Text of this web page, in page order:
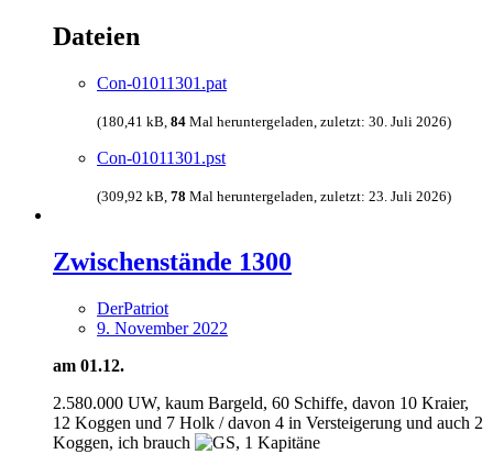
Dateien
Con-01011301.pat
(180,41 kB, 84 Mal heruntergeladen, zuletzt: 30. Juli 2026)
Con-01011301.pst
(309,92 kB, 78 Mal heruntergeladen, zuletzt: 23. Juli 2026)
Zwischenstände 1300
DerPatriot
9. November 2022
am 01.12.
2.580.000 UW, kaum Bargeld, 60 Schiffe, davon 10 Kraier,
12 Koggen und 7 Holk / davon 4 in Versteigerung und auch 2
Koggen, ich brauch
, 1 Kapitäne